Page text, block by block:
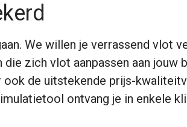
We willen je verrassend vlot
zich vlot aanpassen aan jouw
ook de uitstekende prijs-
ontvang je in enkele